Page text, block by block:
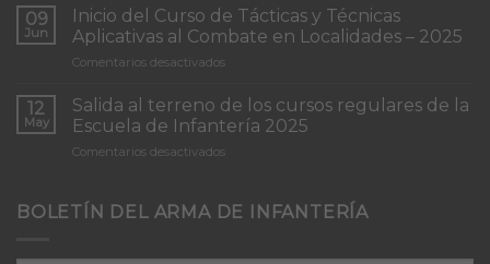
de
Patrullas
de
Infantería
Concepción”
09
Jun
Inicio del Curso de Tácticas y Técnicas
Aplicativas al Combate en Localidades – 2025
Comentarios desactivadosen
del
Curso
de
Tácticas
Aplicativas
12
May
Salida al terreno de los cursos regulares de la
Escuela de Infantería 2025
Comentarios desactivadosen
terreno
BOLETÍN DEL ARMA DE INFANTERÍA